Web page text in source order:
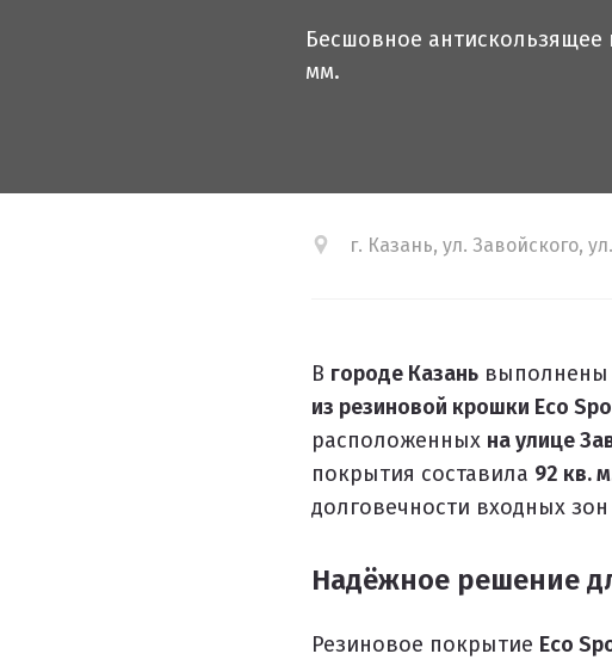
ПРОЕКТНЫЕ РЕШЕНИЯ СПОРТИВНЫХ ПЛОЩАДОК
ПРОЕКТНЫЕ РЕШЕНИЯ ДЕТСКИХ ПЛОЩАДОК
ПРОЕКТНЫЕ РЕШЕНИЯ ПРОФЕССИОНАЛЬНЫХ БЕГОВЫХ
Решение компании “Экополис” под Приказ №1134
Антискользящее покрытие для бассейна
Бесшовное
мм.
г. Казань, ул. Завойского,
В городе Казань выполнены
из резиновой крошки Eco
расположенных на улице
покрытия составила 92 кв. м
долговечности входных
Надёжное решение
Резиновое покрытие Eco